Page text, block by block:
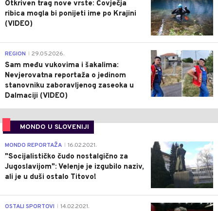
Otkriven trag nove vrste: Čovječja
ribica mogla bi ponijeti ime po Krajini
(VIDEO)
0
REGION 29.05.2026.
Sam među vukovima i šakalima:
Nevjerovatna reportaža o jedinom
stanovniku zaboravljenog zaseoka u
Dalmaciji (VIDEO)
MONDO U SLOVENIJI
4
MONDO REPORTAŽA 16.02.2021.
"Socijalističko čudo nostalgično za
Jugoslavijom": Velenje je izgubilo naziv,
ali je u duši ostalo Titovo!
1
OSTALI SPORTOVI 14.02.2021.